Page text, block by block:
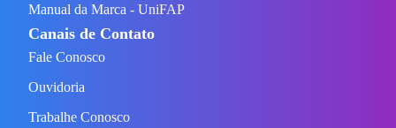
Manual da Marca - UniFAP
Canais de Contato
Fale Conosco
Ouvidoria
Trabalhe Conosco